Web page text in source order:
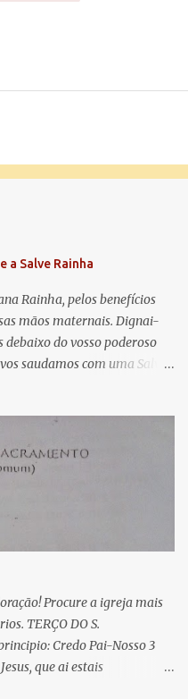
a Salve Rainha
Rainha, pelos benefícios
mãos maternais. Dignai-
do vosso poderoso
saudamos com uma Salve
vossos olhos
deste desterro, mostrai-nos
ó clemente, ó piedosa, ó
nós Santa Mãe de Deus.
de Cristo. Amém.
Procure a igreja mais
TERÇO DO S.
Credo Pai-Nosso 3
que ai estais